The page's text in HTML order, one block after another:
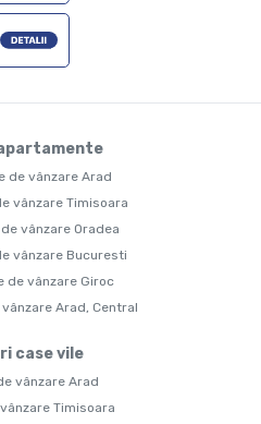
de vânzare Arad
vânzare Timisoara
vânzare Oradea
vânzare Bucuresti
de vânzare Giroc
Arad, Central
case vile
vânzare Arad
Timisoara